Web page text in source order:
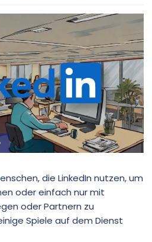
die LinkedIn nutzen, um
oder einfach nur mit
oder Partnern zu
Spiele auf dem Dienst